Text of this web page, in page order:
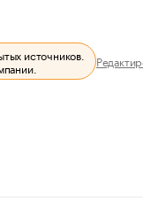
источников.